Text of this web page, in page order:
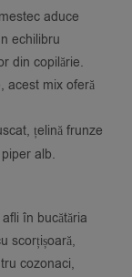
aduce
echilibru
din copilărie.
acest mix oferă
țelină frunze
alb.
în bucătăria
scorțișoară,
cozonaci,